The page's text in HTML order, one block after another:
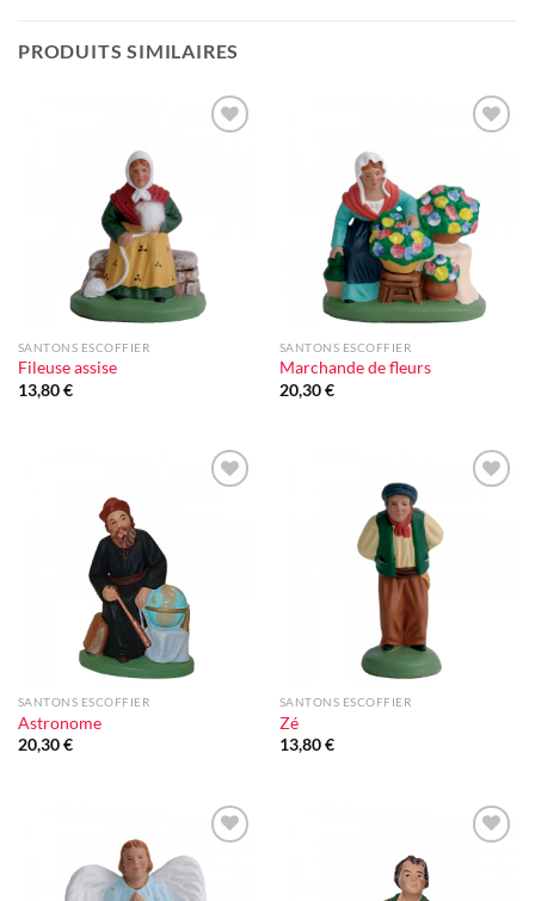
PRODUITS SIMILAIRES
SANTONS ESCOFFIER
Fileuse assise
13,80€
SANTONS ESCOFFIER
Marchande de fleurs
20,30€
SANTONS ESCOFFIER
Astronome
20,30€
SANTONS ESCOFFIER
Zé
13,80€
Ajouter
à la liste
d'envie